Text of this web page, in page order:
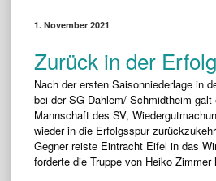
1. November 2021
Zurück in der
Nach der ersten Saisonniederlage in
bei der SG Dahlem/ Schmidtheim
Mannschaft des SV,
wieder in die Erfolgsspur
Gegner reiste Eintracht Eifel in das
forderte die Truppe von Heiko Zimmer